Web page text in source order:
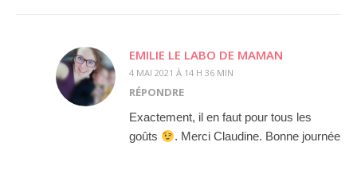
EMILIE LE LABO DE MAMAN
4 MAI 2021 À 14 H 36 MIN
RÉPONDRE
Exactement, il en faut pour tous les
goûts
. Merci Claudine. Bonne journée